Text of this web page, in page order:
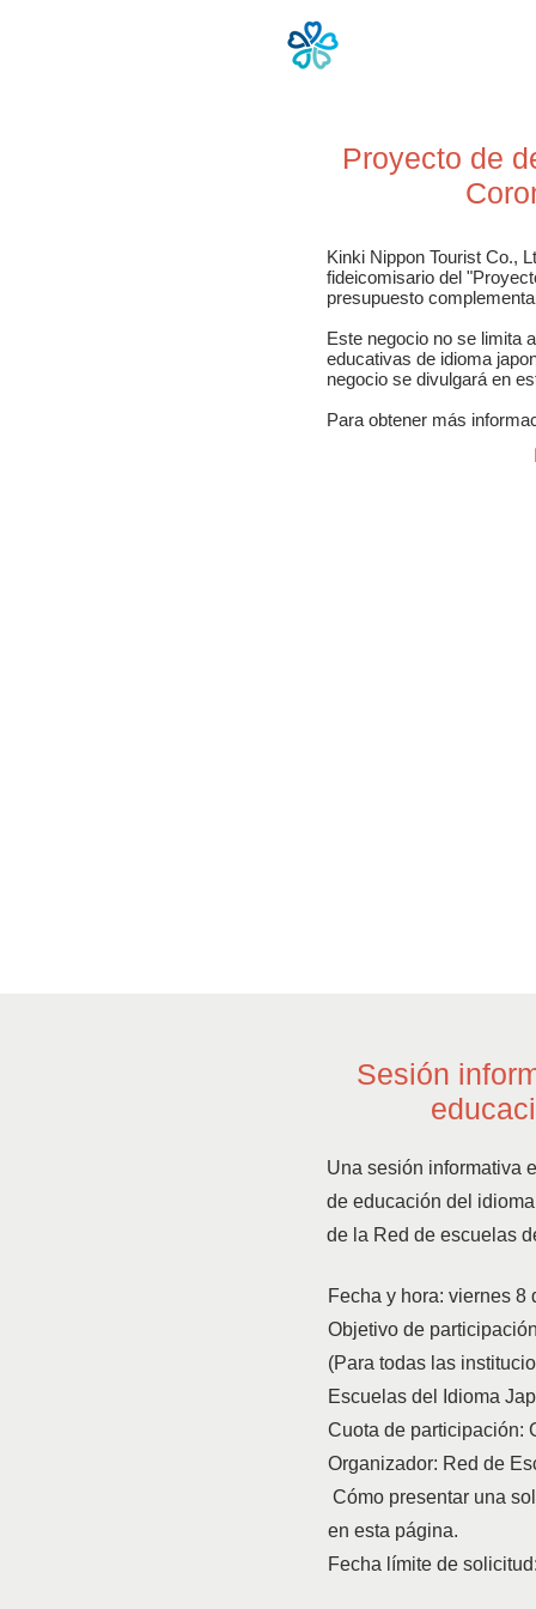
Proyecto de
Kinki Nippon Tourist Co.,
fideicomisario del
presupuesto
Este negocio no se limita
educativas de idioma
negocio se divulgará en
Para obtener más
Sesión
Una sesión informativa
de educación del
de la Red de escuelas
Fecha y hora: viernes 8
Objetivo de
(Para todas las
Escuelas del Idioma
Cuota de participación:
Organizador: Red de
Cómo presentar una
en esta página.
Fecha límite de